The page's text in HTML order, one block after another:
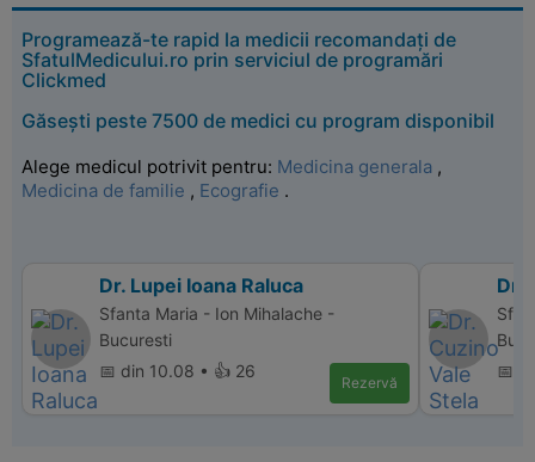
Programează-te rapid la medicii recomandați de
SfatulMedicului.ro prin serviciul de programări
Clickmed
Găsești peste 7500 de medici cu program disponibil
Alege medicul potrivit pentru: Medicina generala ,
Medicina de familie , Ecografie .
Dr. Lupei Ioana Raluca
Sfanta Maria - Ion Mihalache -
Bucuresti
📅 din 10.08 • 👍 26
Rezervă
Dr.
📅